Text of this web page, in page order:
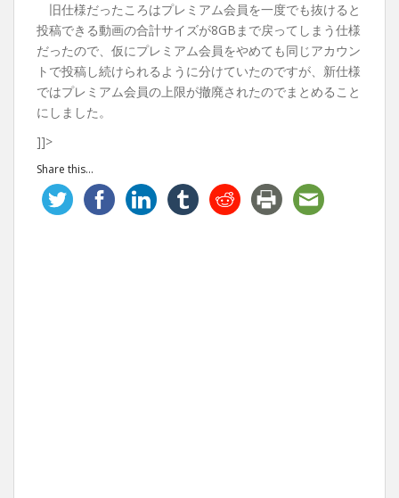
旧仕様だったころはプレミアム会員を一度でも抜けると
投稿できる動画の合計サイズが8GBまで戻ってしまう仕様
だったので、仮にプレミアム会員をやめても同じアカウン
トで投稿し続けられるように分けていたのですが、新仕様
ではプレミアム会員の上限が撤廃されたのでまとめること
にしました。
]]>
Share this...